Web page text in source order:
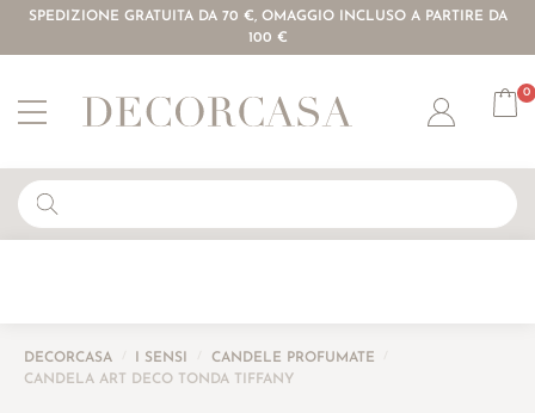
SPEDIZIONE GRATUITA DA 70 €, OMAGGIO INCLUSO A PARTIRE DA
100 €
Account
0
DECORCASA I SENSI CANDELE PROFUMATE
CANDELA ART DECO TONDA TIFFANY